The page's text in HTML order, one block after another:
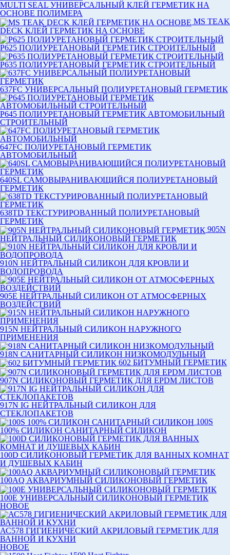
MULTI SEAL УНИВЕРСАЛЬНЫЙ КЛЕЙ ГЕРМЕТИК НА
ОСНОВЕ ПОЛИМЕРА
MS TEAK
DECK КЛЕЙ ГЕРМЕТИК НА ОСНОВЕ
P625 ПОЛИУРЕТАНОВЫЙ ГЕРМЕТИК СТРОИТЕЛЬНЫЙ
P635 ПОЛИУРЕТАНОВЫЙ ГЕРМЕТИК СТРОИТЕЛЬНЫЙ
637FC УНИВЕРСАЛЬНЫЙ ПОЛИУРЕТАНОВЫЙ ГЕРМЕТИК
P645 ПОЛИУРЕТАНОВЫЙ ГЕРМЕТИК АВТОМОБИЛЬНЫЙ
СТРОИТЕЛЬНЫЙ
647FC ПОЛИУРЕТАНОВЫЙ ГЕРМЕТИК
АВТОМОБИЛЬНЫЙ
640SL САМОВЫРАНИВАЮЩИЙСЯ ПОЛИУРЕТАНОВЫЙ
ГЕРМЕТИК
638TD ТЕКСТУРИРОВАННЫЙ ПОЛИУРЕТАНОВЫЙ
ГЕРМЕТИК
905N
НЕЙТРАЛЬНЫЙ СИЛИКОНОВЫЙ ГЕРМЕТИК
910N НЕЙТРАЛЬНЫЙ СИЛИКОН ДЛЯ КРОВЛИ И
ВОДОПРОВОДА
905Е НЕЙТРАЛЬНЫЙ СИЛИКОН ОТ АТМОСФЕРНЫХ
ВОЗДЕЙСТВИЙ
915N НЕЙТРАЛЬНЫЙ СИЛИКОН НАРУЖНОГО
ПРИМЕНЕНИЯ
918N САНИТАРНЫЙ СИЛИКОН НИЗКОМОДУЛЬНЫЙ
602 БИТУМНЫЙ ГЕРМЕТИК
907N СИЛИКОНОВЫЙ ГЕРМЕТИК ДЛЯ EPDM ЛИСТОВ
917N IG НЕЙТРАЛЬНЫЙ СИЛИКОН ДЛЯ
СТЕКЛОПАКЕТОВ
100S
100% СИЛИКОН САНИТАРНЫЙ СИЛИКОН
100D СИЛИКОНОВЫЙ ГЕРМЕТИК ДЛЯ ВАННЫХ КОМНАТ
И ДУШЕВЫХ КАБИН
100AQ АКВАРИУМНЫЙ СИЛИКОНОВЫЙ ГЕРМЕТИК
100E УНИВЕРСАЛЬНЫЙ СИЛИКОНОВЫЙ ГЕРМЕТИК
НОВОЕ
АС578 ГИГИЕНИЧЕСКИЙ АКРИЛОВЫЙ ГЕРМЕТИК ДЛЯ
ВАННОЙ И КУХНИ
НОВОЕ